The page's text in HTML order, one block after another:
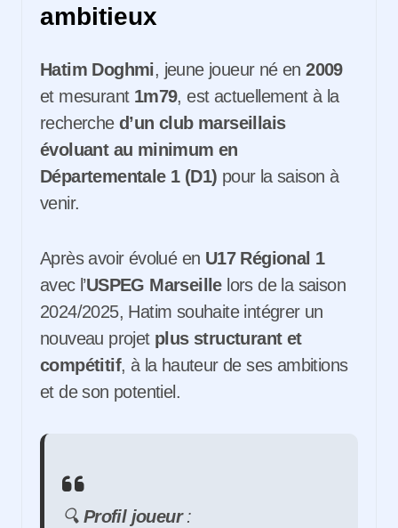
ambitieux
Hatim Doghmi, jeune joueur né en2009
et mesurant 1m79, est actuellement à la
recherched’un club marseillais
évoluant au minimum en
Départementale 1 (D1) pour la saison à
venir.
Après avoir évolué en U17 Régional 1
avec l’USPEG Marseillelors de la saison
2024/2025, Hatim souhaite intégrer un
nouveau projet plus structurant et
compétitif, à la hauteur de ses ambitions
et de son potentiel.
🔍 Profil joueur: